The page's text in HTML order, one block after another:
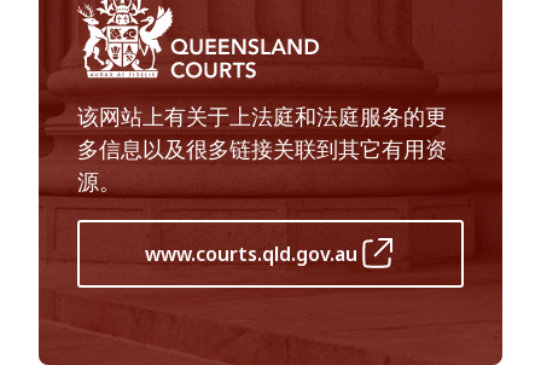
该网站上有关于上法庭和法庭服务的更
多信息以及很多链接关联到其它有用资
源。
www.courts.qld.gov.au